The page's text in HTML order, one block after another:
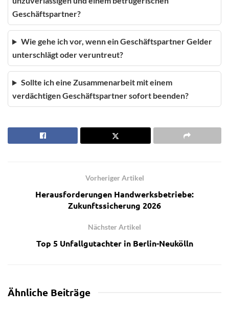
Geschäftspartner?
Wie gehe ich vor, wenn ein Geschäftspartner Gelder
unterschlägt oder veruntreut?
Sollte ich eine Zusammenarbeit mit einem
verdächtigen Geschäftspartner sofort beenden?
Vorheriger Artikel
Herausforderungen Handwerksbetriebe:
Zukunftssicherung 2026
Nächster Artikel
Top 5 Unfallgutachter in Berlin-Neukölln
Ähnliche Beiträge